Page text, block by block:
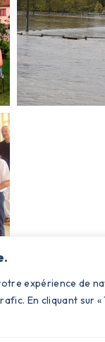
expérience de
En cliquant sur